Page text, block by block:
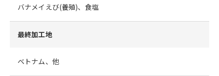
バナメイえび(養殖)、食塩
最終加工地
ベトナム、他